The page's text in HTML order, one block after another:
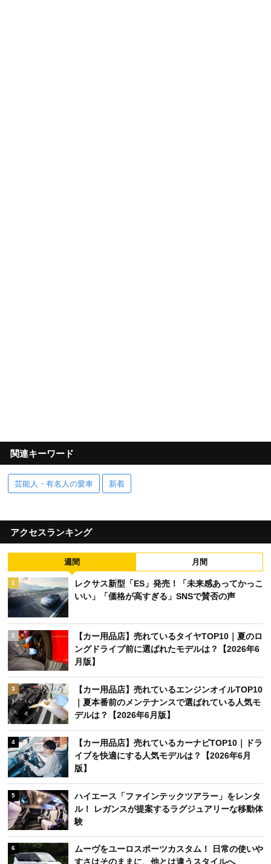
関連キーワード
芸能人・有名人の愛車 新着
アクセスランキング
週間 月間
1
レクサス新型「ES」発売！「未来感あってかっこ
いい」「価格が高すぎる」SNSで賛否の声
2
【カー用品店】売れているタイヤTOP10｜夏のロ
ングドライブ前に選ばれたモデルは？【2026年6
月版】
3
【カー用品店】売れているエンジンオイルTOP10
｜夏本番前のメンテナンスで選ばれている人気モ
デルは？【2026年6月版】
4
【カー用品店】売れているカーナビTOP10｜ドラ
イブを快適にする人気モデルは？【2026年6月
版】
5
ハイエース「ファインテックツアラー」をレンタ
ル！ レガンスが提案するラグジュアリーな移動体
験
6
ムーヴをユーロスポーツカスタム！ 日常の使いや
すさはそのままに、他とは違うスタイルへ